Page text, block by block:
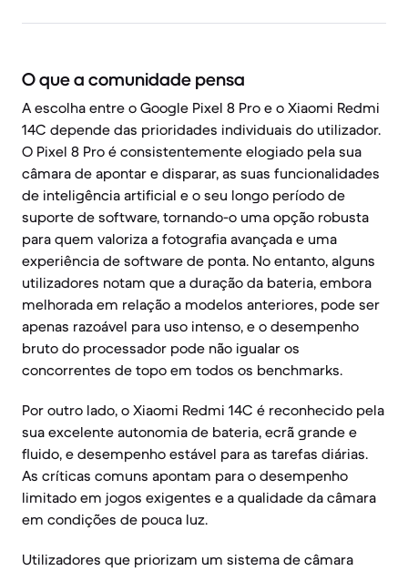
O que a comunidade pensa
A escolha entre o Google Pixel 8 Pro e o Xiaomi Redmi
14C depende das prioridades individuais do utilizador.
O Pixel 8 Pro é consistentemente elogiado pela sua
câmara de apontar e disparar, as suas funcionalidades
de inteligência artificial e o seu longo período de
suporte de software, tornando-o uma opção robusta
para quem valoriza a fotografia avançada e uma
experiência de software de ponta. No entanto, alguns
utilizadores notam que a duração da bateria, embora
melhorada em relação a modelos anteriores, pode ser
apenas razoável para uso intenso, e o desempenho
bruto do processador pode não igualar os
concorrentes de topo em todos os benchmarks.
Por outro lado, o Xiaomi Redmi 14C é reconhecido pela
sua excelente autonomia de bateria, ecrã grande e
fluido, e desempenho estável para as tarefas diárias.
As críticas comuns apontam para o desempenho
limitado em jogos exigentes e a qualidade da câmara
em condições de pouca luz.
Utilizadores que priorizam um sistema de câmara